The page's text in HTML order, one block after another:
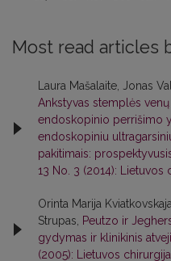
Most read articles
Laura Mašalaite, Jonas
Ankstyvas stemplės
endoskopinio perrišimo
endoskopiniu
pakitimais:
13 No. 3 (2014): Lietuvos
Orinta Marija
Strupas,
Peutzo ir
gydymas ir klinikinis
(2005): Lietuvos chirurgija